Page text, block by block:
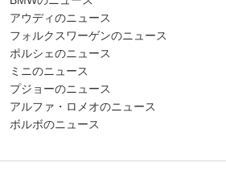
アウディのニュース
フォルクスワーゲンのニュース
ポルシェのニュース
ミニのニュース
プジョーのニュース
アルファ・ロメオのニュース
ボルボのニュース